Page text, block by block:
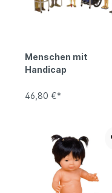
Menschen mit
Handicap
46,80 €*